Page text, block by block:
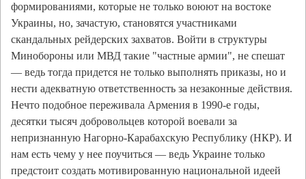
формированиями, которые не только воюют на востоке
Украины, но, зачастую, становятся участниками
скандальных рейдерских захватов. Войти в структуры
Минобороны или МВД такие "частные армии", не спешат
— ведь тогда придется не только выполнять приказы, но и
нести адекватную ответственность за незаконные действия.
Нечто подобное переживала Армения в 1990-е годы,
десятки тысяч добровольцев которой воевали за
непризнанную Нагорно-Карабахскую Республику (НКР). И
нам есть чему у нее поучиться — ведь Украине только
предстоит создать мотивированную национальной идеей